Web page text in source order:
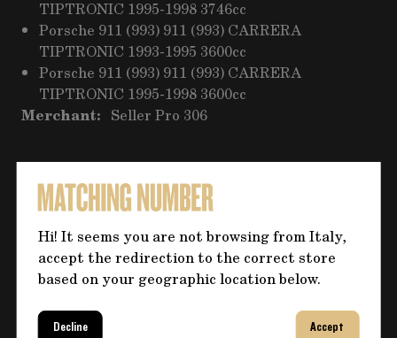
Hi! It seems you are not browsing from Italy,
accept the redirection to the correct store
based on your geographic location below.
Decline Accept
TIPTRONIC 1995-1998 3746cc
Porsche 911 (993) 911 (993) CARRERA
TIPTRONIC 1993-1995 3600cc
Porsche 911 (993) 911 (993) CARRERA
TIPTRONIC 1995-1998 3600cc
Merchant: Seller Pro 306
CONSEGNA EXPRESS
METODO DI PAGAMENTO
Bonifico
RESI E RIMBORSI
Maggiori informazioni